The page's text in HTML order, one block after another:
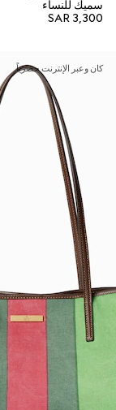
سميك للنساء
SAR 3,300
كان وعبر الإنترنت حصرياً